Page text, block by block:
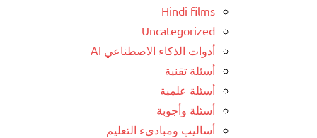
Hindi films
Uncategorized
أدوات الذكاء الاصطناعي AI
أسئلة تقنية
أسئلة علمية
أسئلة وأجوبة
أساليب ومبادىء التعليم